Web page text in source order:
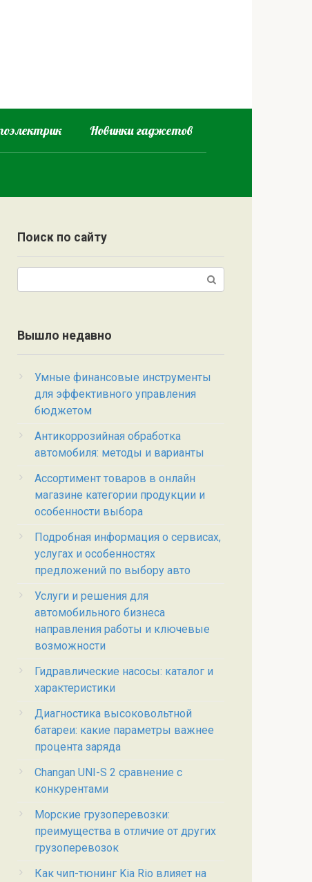
Новинки гаджетов
Поиск по сайту
Вышло недавно
Умные финансовые инструменты
для эффективного управления
бюджетом
Антикоррозийная обработка
автомобиля: методы и варианты
Ассортимент товаров в онлайн
магазине категории продукции и
особенности выбора
Подробная информация о сервисах,
услугах и особенностях
предложений по выбору авто
Услуги и решения для
автомобильного бизнеса
направления работы и ключевые
возможности
Гидравлические насосы: каталог и
характеристики
Диагностика высоковольтной
батареи: какие параметры важнее
процента заряда
Changan UNI-S 2 сравнение с
конкурентами
Морские грузоперевозки:
преимущества в отличие от других
грузоперевозок
Как чип-тюнинг Kia Rio влияет на